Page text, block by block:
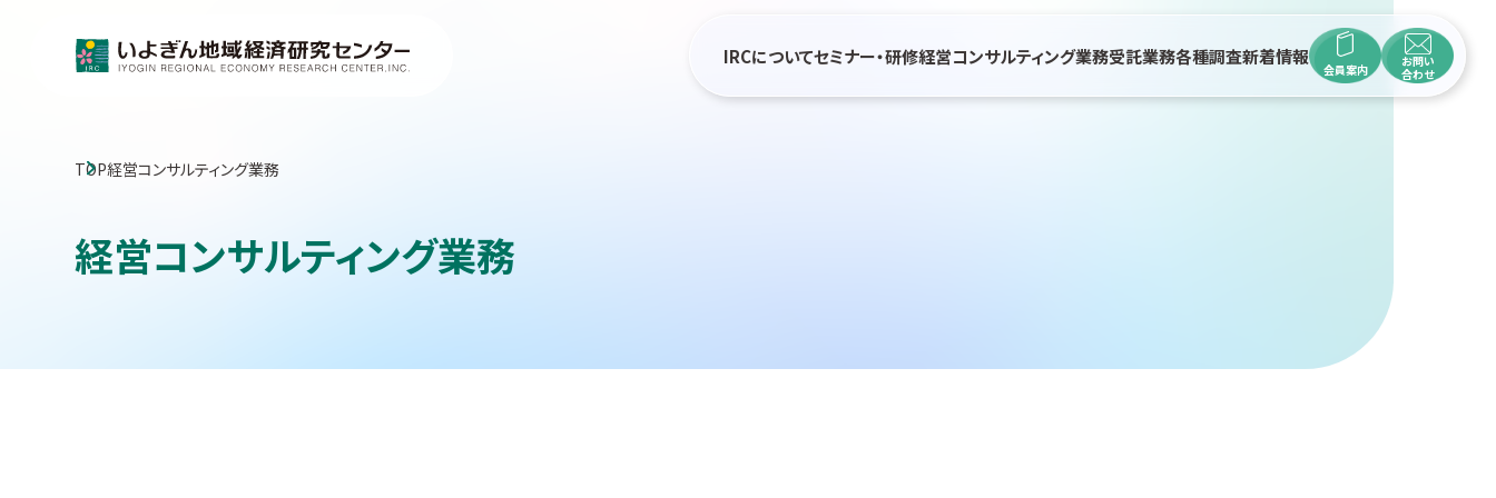
IRCについてセミナー・研修経営コンサルティング業務受託業務各種調査新着情報
会員案内
お問い
合わせ
TOP経営コンサルティング業務
経営コンサルティング業務